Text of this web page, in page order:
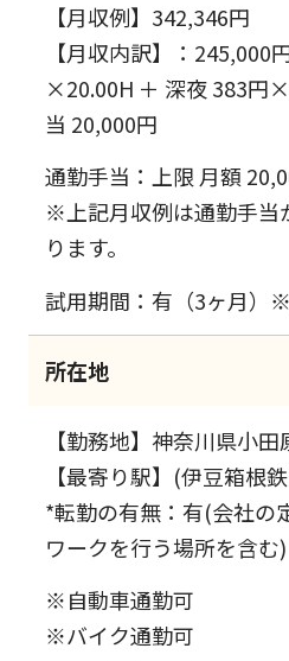
【月収例】342,346円
【月収内訳】：245,000
×20.00H ＋ 深夜 383円
当 20,000円
通勤手当：上限 月額
※上記月収例は通勤手当
ります。
試用期間：有（3ヶ月）
所在地
【勤務地】神奈川県小田
【最寄り駅】(伊豆箱根
*転勤の有無：有(会社
ワークを行う場所を含む)
※自動車通勤可
※バイク通勤可